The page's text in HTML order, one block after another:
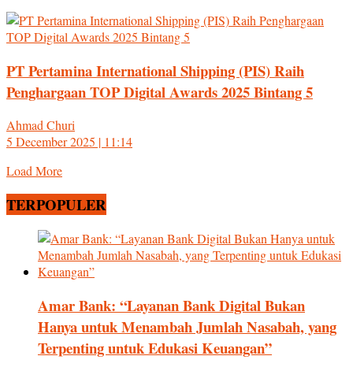
PT Pertamina International Shipping (PIS) Raih
Penghargaan TOP Digital Awards 2025 Bintang 5
Ahmad Churi
5 December 2025 | 11:14
Load More
TERPOPULER
Amar Bank: “Layanan Bank Digital Bukan
Hanya untuk Menambah Jumlah Nasabah, yang
Terpenting untuk Edukasi Keuangan”